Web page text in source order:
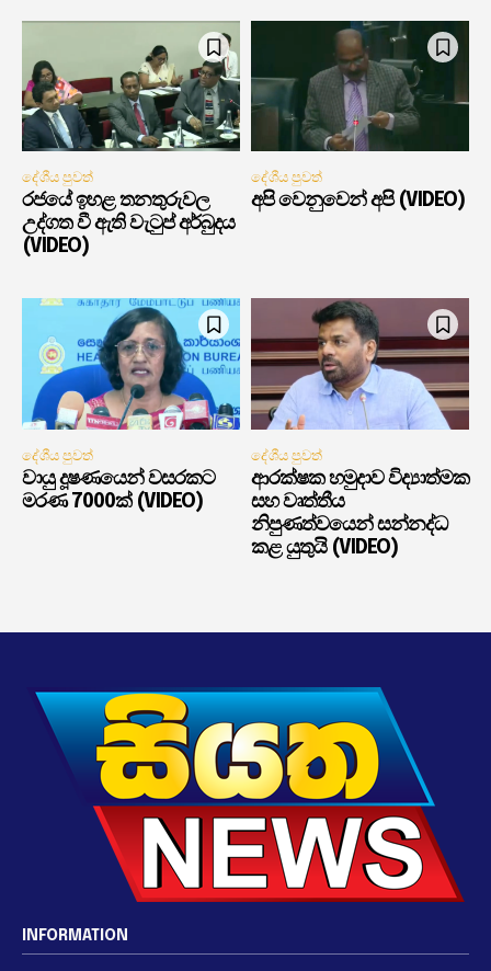
දේශීය පුවත්
රජයේ ඉහළ තනතුරුවල
උද්ගත වී ඇති වැටුප් අර්බුදය
(VIDEO)
දේශීය පුවත්
අපි වෙනුවෙන් අපි (VIDEO)
දේශීය පුවත්
වායු දූෂණයෙන් වසරකට
මරණ 7000ක් (VIDEO)
දේශීය පුවත්
ආරක්ෂක හමුදාව විද්‍යාත්මක
සහ වෘත්තීය
නිපුණත්වයෙන් සන්නද්ධ
කළ යුතුයි (VIDEO)
INFORMATION